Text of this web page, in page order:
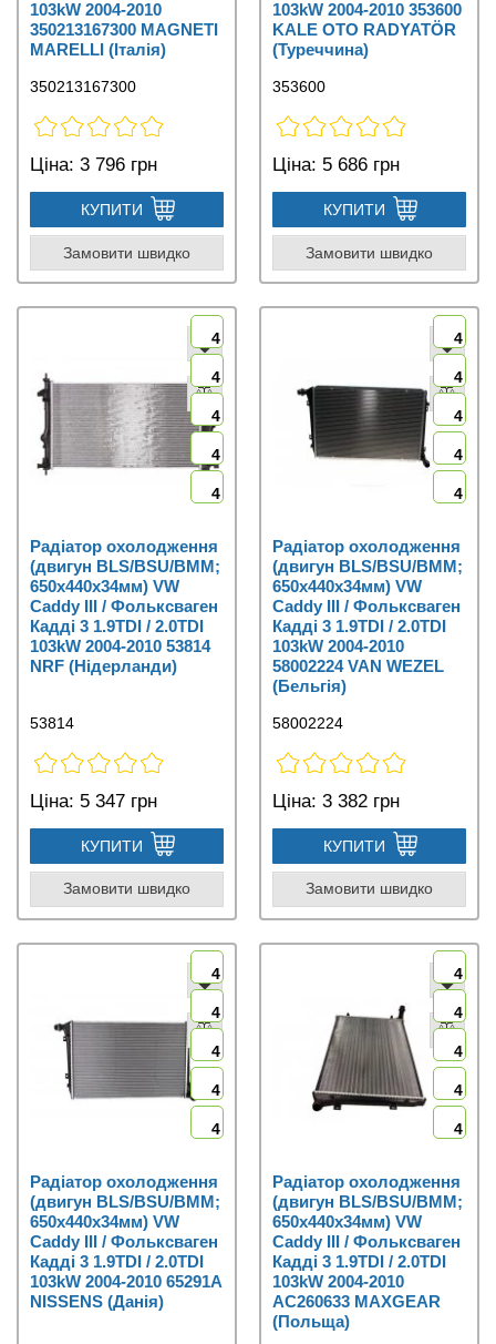
103kW 2004-2010
350213167300 MAGNETI
MARELLI (Італія)
350213167300
Ціна: 3 796 грн
КУПИТИ
Замовити швидко
103kW 2004-2010 353600
KALE OTO RADYATÖR
(Туреччина)
353600
Ціна: 5 686 грн
КУПИТИ
Замовити швидко
4
4
4
4
4
Радіатор охолодження
(двигун BLS/BSU/BMM;
650x440x34мм) VW
Caddy III / Фольксваген
Кадді 3 1.9TDI / 2.0TDI
103kW 2004-2010 53814
NRF (Нідерланди)
53814
Ціна: 5 347 грн
КУПИТИ
Замовити швидко
4
4
4
4
4
Радіатор охолодження
(двигун BLS/BSU/BMM;
650x440x34мм) VW
Caddy III / Фольксваген
Кадді 3 1.9TDI / 2.0TDI
103kW 2004-2010
58002224 VAN WEZEL
(Бельгія)
58002224
Ціна: 3 382 грн
КУПИТИ
Замовити швидко
4
4
4
4
4
Радіатор охолодження
(двигун BLS/BSU/BMM;
650x440x34мм) VW
Caddy III / Фольксваген
Кадді 3 1.9TDI / 2.0TDI
103kW 2004-2010 65291A
NISSENS (Данія)
4
4
4
4
4
Радіатор охолодження
(двигун BLS/BSU/BMM;
650x440x34мм) VW
Caddy III / Фольксваген
Кадді 3 1.9TDI / 2.0TDI
103kW 2004-2010
AC260633 MAXGEAR
(Польща)